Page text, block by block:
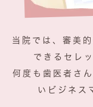
当院では、審美
できるセレ
何度も歯医者さ
いビジネス